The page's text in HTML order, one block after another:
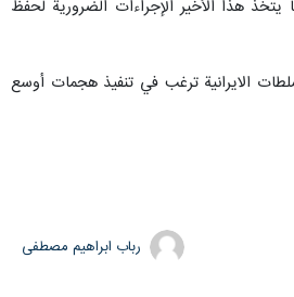
هذا الأخير الإجراءات الضرورية لحفظ
الايرانية ترغب في تنفيذ هجمات أوسع
رباب ابراهیم مصطفی